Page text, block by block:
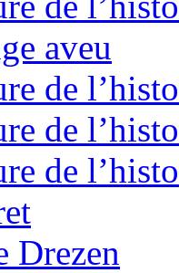
aveu
de
de
de
Drezen